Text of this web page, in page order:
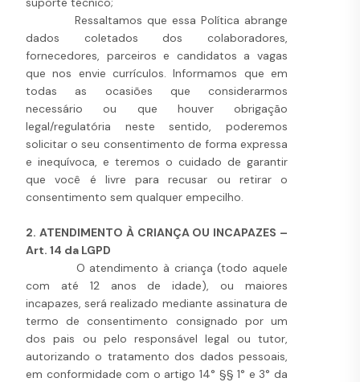
Ressaltamos que essa Política abrange
dados coletados dos colaboradores,
fornecedores, parceiros e candidatos a vagas
que nos envie currículos. Informamos que em
todas as ocasiões que considerarmos
necessário ou que houver obrigação
legal/regulatória neste sentido, poderemos
solicitar o seu consentimento de forma expressa
e inequívoca, e teremos o cuidado de garantir
que você é livre para recusar ou retirar o
consentimento sem qualquer empecilho.
2. ATENDIMENTO À CRIANÇA OU INCAPAZES –
Art. 14 da LGPD
O atendimento à criança (todo aquele
com até 12 anos de idade), ou maiores
incapazes, será realizado mediante assinatura de
termo de consentimento consignado por um
dos pais ou pelo responsável legal ou tutor,
autorizando o tratamento dos dados pessoais,
em conformidade com o artigo 14° §§ 1° e 3° da